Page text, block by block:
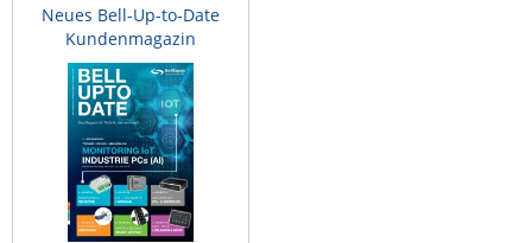
Neues Bell-Up-to-Date
Kundenmagazin